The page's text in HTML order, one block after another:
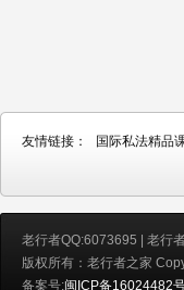
友情链接： 国际私法精品
老行者QQ:6073695 | 老行
版权所有：老行者之家
备案号:闽ICP备16024482